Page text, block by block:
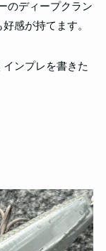
のディープクラン
感が持てます。
ンプレを書きた